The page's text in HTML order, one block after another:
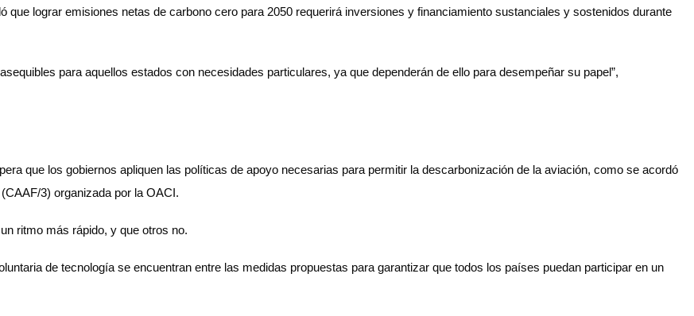
que lograr emisiones netas de carbono cero para 2050 requerirá inversiones y financiamiento sustanciales y sostenidos durante
para aquellos estados con necesidades particulares, ya que dependerán de ello para desempeñar su papel”,
que los gobiernos apliquen las políticas de apoyo necesarias para permitir la descarbonización de la aviación, como se acordó
3) organizada por la OACI.
ritmo más rápido, y que otros no.
de tecnología se encuentran entre las medidas propuestas para garantizar que todos los países puedan participar en un